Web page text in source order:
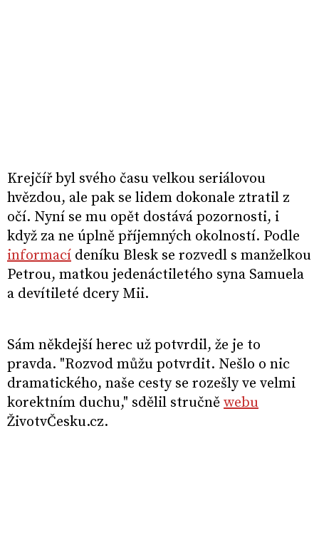
Krejčíř byl svého času velkou seriálovou
hvězdou, ale pak se lidem dokonale ztratil z
očí. Nyní se mu opět dostává pozornosti, i
když za ne úplně příjemných okolností. Podle
informací deníku Blesk se rozvedl s manželkou
Petrou, matkou jedenáctiletého syna Samuela
a devítileté dcery Mii.
Sám někdejší herec už potvrdil, že je to
pravda. "Rozvod můžu potvrdit. Nešlo o nic
dramatického, naše cesty se rozešly ve velmi
korektním duchu," sdělil stručně webu
ŽivotvČesku.cz.